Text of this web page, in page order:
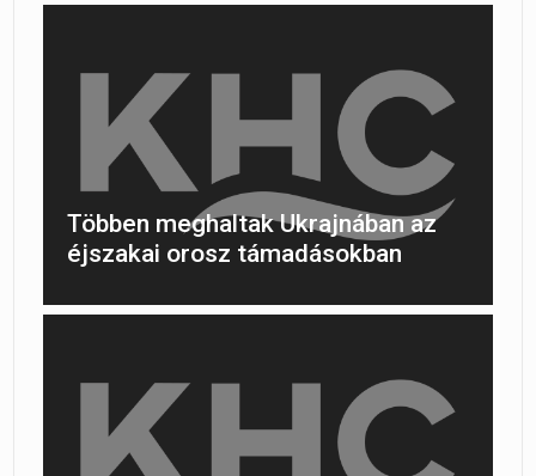
Többen meghaltak Ukrajnában az
éjszakai orosz támadásokban